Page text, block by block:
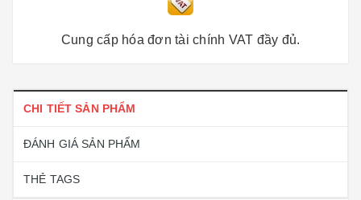
Cung cấp hóa đơn tài chính VAT đầy đủ.
CHI TIẾT SẢN PHẨM
ĐÁNH GIÁ SẢN PHẨM
THẺ TAGS